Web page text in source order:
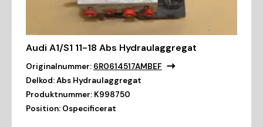
Audi A1/S1 11-18 Abs Hydraulaggregat
Originalnummer: 6R0614517AMBEF
Delkod:Abs Hydraulaggregat
Produktnummer: K998750
Position: Ospecificerat